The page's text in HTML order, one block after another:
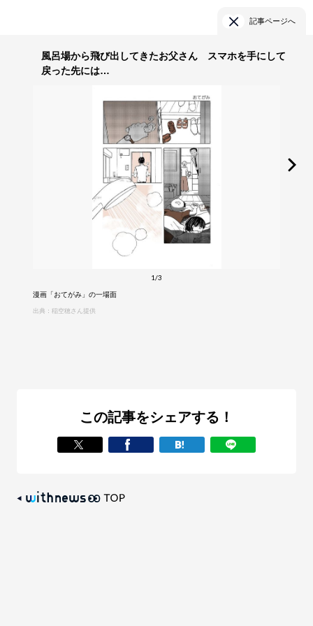
記事ページへ
風呂場から飛び出してきたお父さん スマホを手にして
戻った先には…
1/3
漫画「おてがみ」の一場面
出典：稲空穂さん提供
この記事をシェアする！